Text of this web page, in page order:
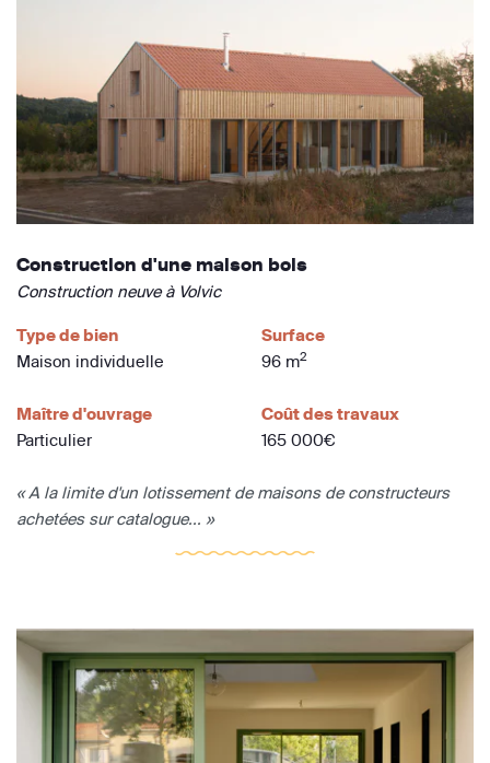
Construction d'une maison bois
Construction neuve à Volvic
Type de bien
Maison individuelle
Surface
96 m2
Maître d'ouvrage
Particulier
Coût des travaux
165 000€
« A la limite d'un lotissement de maisons de constructeurs
achetées sur catalogue... »